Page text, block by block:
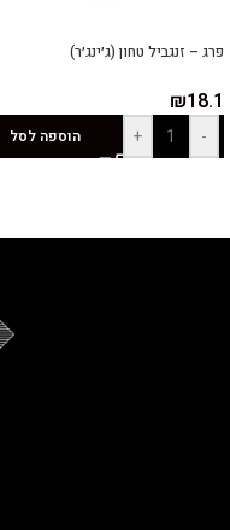
פרג – זנגביל טחון (ג׳ינג׳ר)
₪18.1
-
+ הוספה לסל